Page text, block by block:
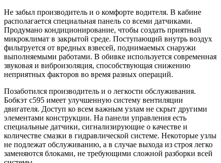
Не забыл производитель и о комфорте водителя. В кабине
располагается специальная панель со всеми датчиками.
Продумано кондиционирование, чтобы создать приятный
микроклимат в закрытой среде. Поступающий внутрь воздух
фильтруется от вредных взвесей, поднимаемых снаружи
выполняемыми работами. В обивке используется современная
звуковая и виброизоляция, способствующая снижению
неприятных факторов во время разных операций.
Позаботился производитель и о легкости обслуживания.
Бобкэт с595 имеет улучшенную систему вентиляции
двигателя. Доступ ко всем важным узлам не скрыт другими
элементами конструкции. На панели управления есть
специальные датчики, сигнализирующие о качестве и
количестве смазки в гидравлической системе. Некоторые узлы
не подлежат обслуживанию, а в случае выхода из строя легко
заменяются блоками, не требующими сложной разборки всей